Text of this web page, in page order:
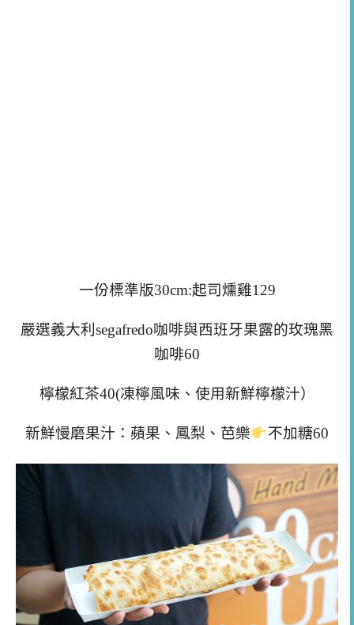
一份標準版30cm:起司燻雞129
嚴選義大利segafredo咖啡與西班牙果露的玫瑰黑
咖啡60
檸檬紅茶40(凍檸風味、使用新鮮檸檬汁）
新鮮慢磨果汁：蘋果、鳳梨、芭樂 不加糖60